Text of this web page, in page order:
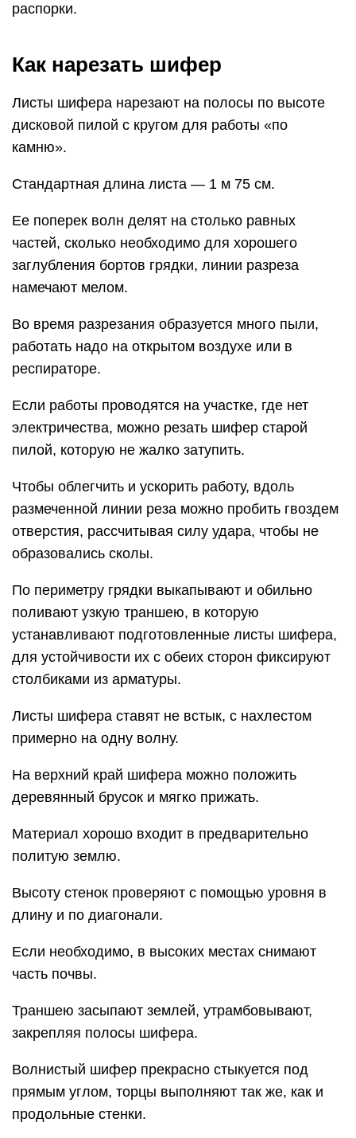
распорки.
Как нарезать шифер
Листы шифера нарезают на полосы по высоте
дисковой пилой с кругом для работы «по
камню».
Стандартная длина листа — 1 м 75 см.
Ее поперек волн делят на столько равных
частей, сколько необходимо для хорошего
заглубления бортов грядки, линии разреза
намечают мелом.
Во время разрезания образуется много пыли,
работать надо на открытом воздухе или в
респираторе.
Если работы проводятся на участке, где нет
электричества, можно резать шифер старой
пилой, которую не жалко затупить.
Чтобы облегчить и ускорить работу, вдоль
размеченной линии реза можно пробить гвоздем
отверстия, рассчитывая силу удара, чтобы не
образовались сколы.
По периметру грядки выкапывают и обильно
поливают узкую траншею, в которую
устанавливают подготовленные листы шифера,
для устойчивости их с обеих сторон фиксируют
столбиками из арматуры.
Листы шифера ставят не встык, с нахлестом
примерно на одну волну.
На верхний край шифера можно положить
деревянный брусок и мягко прижать.
Материал хорошо входит в предварительно
политую землю.
Высоту стенок проверяют с помощью уровня в
длину и по диагонали.
Если необходимо, в высоких местах снимают
часть почвы.
Траншею засыпают землей, утрамбовывают,
закрепляя полосы шифера.
Волнистый шифер прекрасно стыкуется под
прямым углом, торцы выполняют так же, как и
продольные стенки.